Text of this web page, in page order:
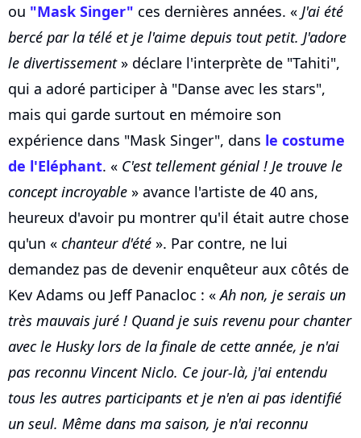
ou "Mask Singer" ces dernières années. « J'ai été
bercé par la télé et je l'aime depuis tout petit. J'adore
le divertissement» déclare l'interprète de "Tahiti",
qui a adoré participer à "Danse avec les stars",
mais qui garde surtout en mémoire son
expérience dans "Mask Singer", dans le costume
de l'Eléphant. « C'est tellement génial ! Je trouve le
concept incroyable » avance l'artiste de 40 ans,
heureux d'avoir pu montrer qu'il était autre chose
qu'un « chanteur d'été ». Par contre, ne lui
demandez pas de devenir enquêteur aux côtés de
Kev Adams ou Jeff Panacloc : «Ah non, je serais un
très mauvais juré ! Quand je suis revenu pour chanter
avec le Husky lors de la finale de cette année, je n'ai
pas reconnu Vincent Niclo. Ce jour-là, j'ai entendu
tous les autres participants et je n'en ai pas identifié
un seul. Même dans ma saison, je n'ai reconnu